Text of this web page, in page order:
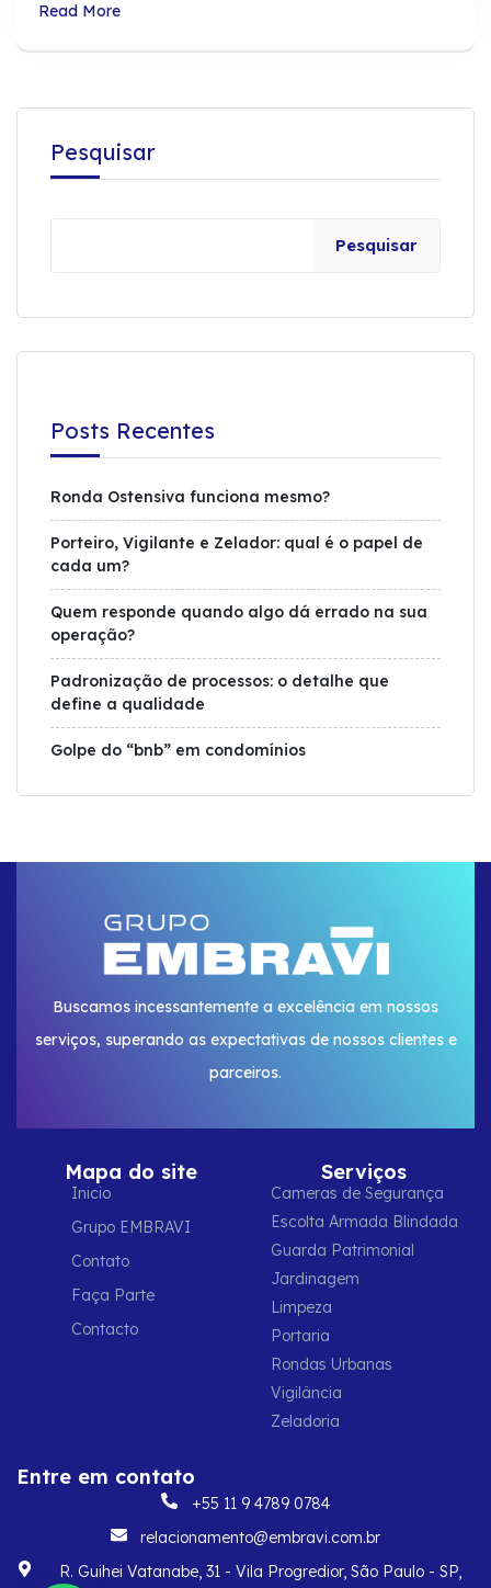
Read More
Pesquisar
Pesquisar
Posts Recentes
Ronda Ostensiva funciona mesmo?
Porteiro, Vigilante e Zelador: qual é o papel de
cada um?
Quem responde quando algo dá errado na sua
operação?
Padronização de processos: o detalhe que
define a qualidade
Golpe do “bnb” em condomínios
Buscamos incessantemente a excelência em nossos
serviços, superando as expectativas de nossos clientes e
parceiros.
Mapa do site
Inicio
Grupo EMBRAVI
Contato
Faça Parte
Contacto
Serviços
Cameras de Segurança
Escolta Armada Blindada
Guarda Patrimonial
Jardinagem
Limpeza
Portaria
Rondas Urbanas
Vigilância
Zeladoria
Entre em contato
+55 11 9 4789 0784
relacionamento@embravi.com.br
R. Guihei Vatanabe, 31 - Vila Progredior, São Paulo - SP,